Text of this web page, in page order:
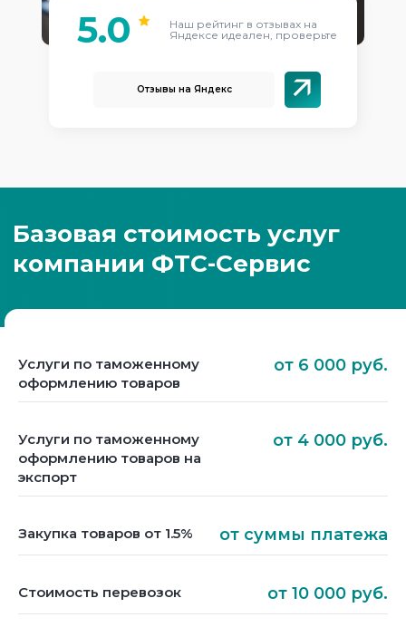
Отзывы на Яндекс
5.0
Наш рейтинг в отзывах на
Яндексе идеален, проверьте
Услуги по таможенному
оформлению товаров
от 6 000 руб.
Услуги по таможенному
оформлению товаров на
экспорт
от 4 000 руб.
Закупка товаров от 1.5% от суммы платежа
Стоимость перевозок от 10 000 руб.